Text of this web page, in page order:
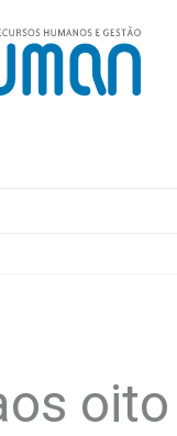
oito